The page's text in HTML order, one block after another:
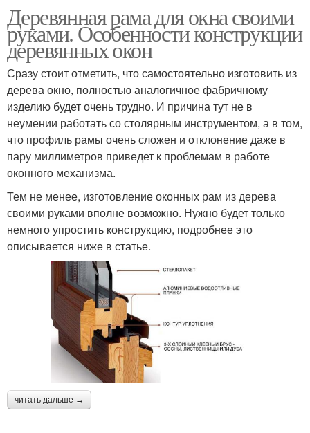
Деревянная рама для окна своими
руками. Особенности конструкции
деревянных окон
Сразу стоит отметить, что самостоятельно изготовить из
дерева окно, полностью аналогичное фабричному
изделию будет очень трудно. И причина тут не в
неумении работать со столярным инструментом, а в том,
что профиль рамы очень сложен и отклонение даже в
пару миллиметров приведет к проблемам в работе
оконного механизма.
Тем не менее, изготовление оконных рам из дерева
своими руками вполне возможно. Нужно будет только
немного упростить конструкцию, подробнее это
описывается ниже в статье.
читать дальше →